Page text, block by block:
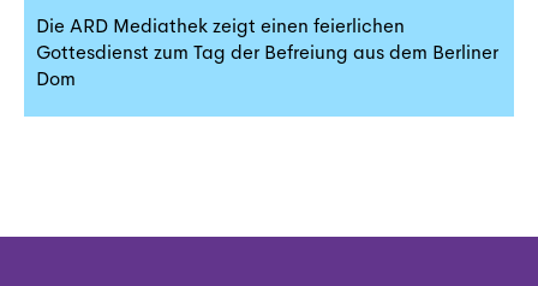
Die ARD Mediathek zeigt einen feierlichen
Gottesdienst zum Tag der Befreiung aus dem Berliner
Dom